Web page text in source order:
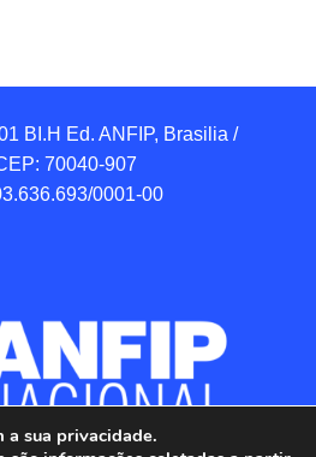
BI.H Ed. ANFIP, Brasilia /
70040-907
0001-00
a sua privacidade.